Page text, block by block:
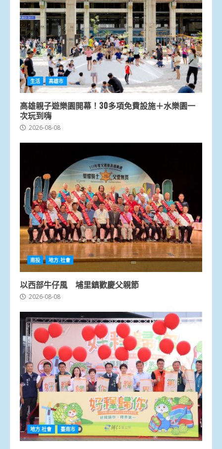
生活 高雄市
高雄親子遊樂園開幕！30多項免費設施＋水樂園一
次玩到嗨
2026-08-08
南投 地方.社會
以西部牛仔風 埔里鎮歡慶父親節
2026-08-08
地方.社會 臺南市